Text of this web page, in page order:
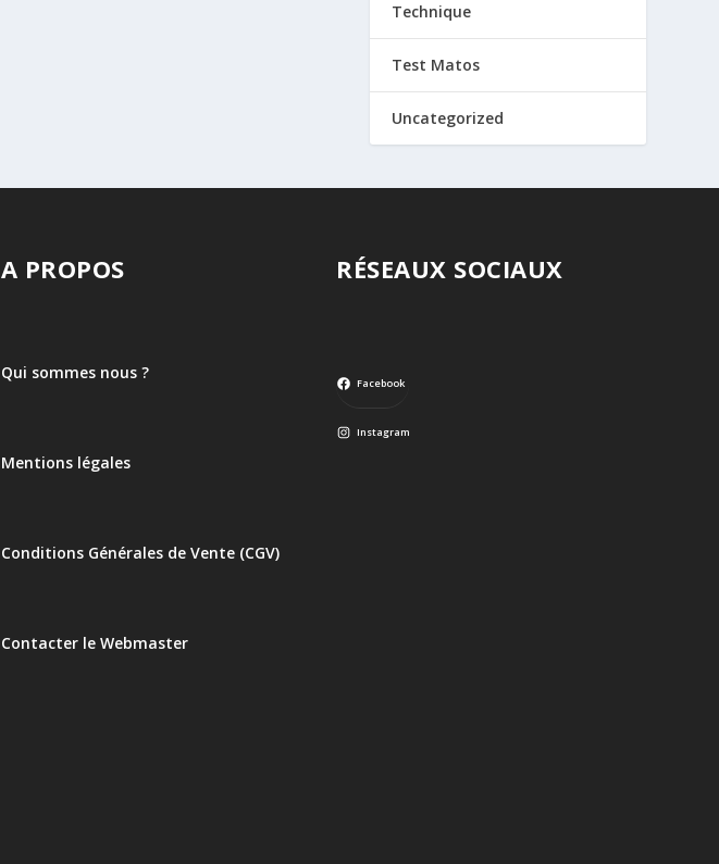
Technique
Test Matos
Uncategorized
A PROPOS
Qui sommes nous ?
Mentions légales
Conditions Générales de Vente (CGV)
Contacter le Webmaster
RÉSEAUX SOCIAUX
Facebook
Instagram